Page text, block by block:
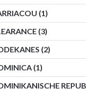
(1)
(3)
(2)
(1)